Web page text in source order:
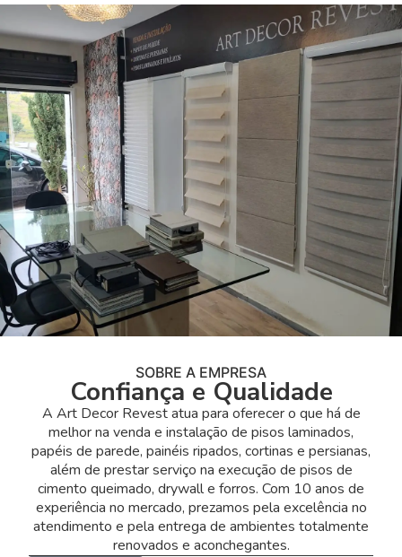
SOBRE A EMPRESA
Confiança e Qualidade
A Art Decor Revest atua para oferecer o que há de
melhor na venda e instalação de pisos laminados,
papéis de parede, painéis ripados, cortinas e persianas,
além de prestar serviço na execução de pisos de
cimento queimado, drywall e forros. Com 10 anos de
experiência no mercado, prezamos pela excelência no
atendimento e pela entrega de ambientes totalmente
renovados e aconchegantes.